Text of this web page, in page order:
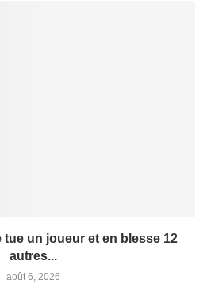
un joueur et en blesse 12
autres...
août 6, 2026